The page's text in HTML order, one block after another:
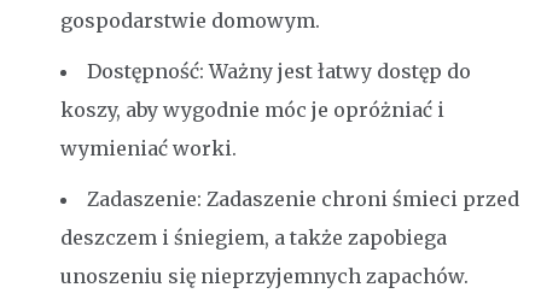
gospodarstwie domowym.
Dostępność: Ważny jest łatwy dostęp do
koszy, aby wygodnie móc je opróżniać i
wymieniać worki.
Zadaszenie: Zadaszenie chroni śmieci przed
deszczem i śniegiem, a także zapobiega
unoszeniu się nieprzyjemnych zapachów.